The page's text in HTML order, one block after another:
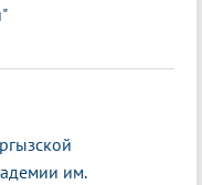
им.